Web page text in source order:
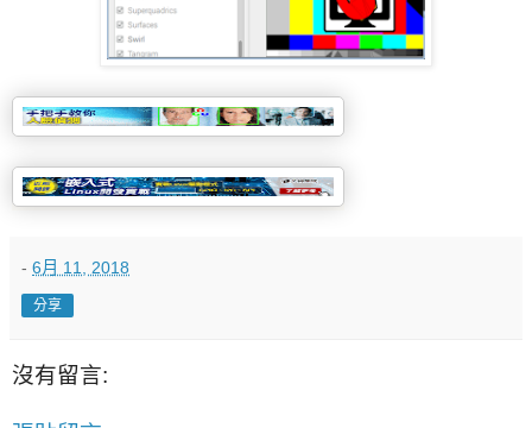
- 6月 11, 2018
分享
沒有留言: